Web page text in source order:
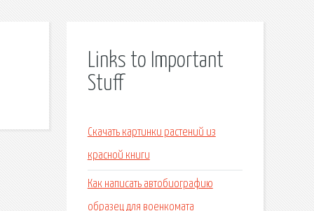
Links to Important
Stuff
Скачать картинки растений из
красной книги
Как написать автобиографию
образец для военкомата